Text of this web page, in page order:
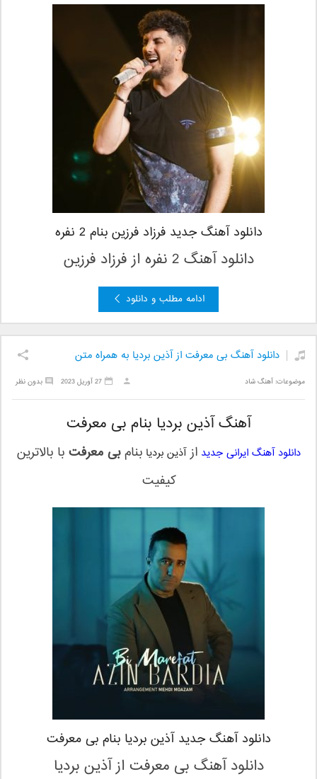
دانلود آهنگ جدید فرزاد فرزین بنام 2 نفره
دانلود آهنگ 2 نفره از فرزاد فرزین
ادامه مطلب و دانلود
دانلود آهنگ بی معرفت از آذین بردیا به همراه متن
موضوعات:آهنگ شاد بدون نظر 27 آوریل 2023
آهنگ آذین بردیا بنام بی معرفت
دانلود آهنگ ایرانی جدید ازآذین بردیابنامبی معرفتبا بالاترین
کیفیت
دانلود آهنگ جدید آذین بردیا بنام بی معرفت
دانلود آهنگ بی معرفت از آذین بردیا